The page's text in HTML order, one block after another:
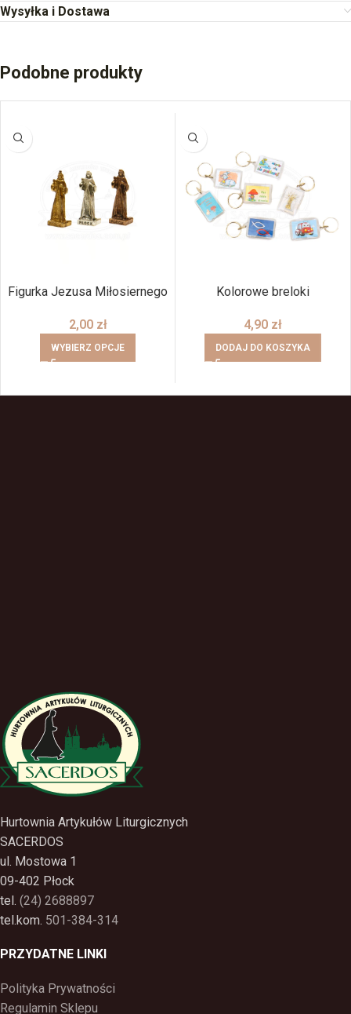
Wysyłka i Dostawa
Podobne produkty
Figurka Jezusa Miłosiernego
2,00 zł
WYBIERZ OPCJE
Kolorowe breloki
4,90 zł
DODAJ DO KOSZYKA
Hurtownia Artykułów Liturgicznych
SACERDOS
ul. Mostowa 1
09-402 Płock
tel. (24) 2688897
tel.kom. 501-384-314
PRZYDATNE LINKI
Polityka Prywatności
Regulamin Sklepu